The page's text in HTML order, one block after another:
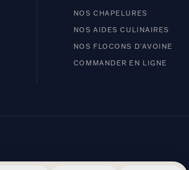
NOS CHAPELURES
NOS AIDES CULINAIRES
NOS FLOCONS D'AVOINE
COMMANDER EN LIGNE